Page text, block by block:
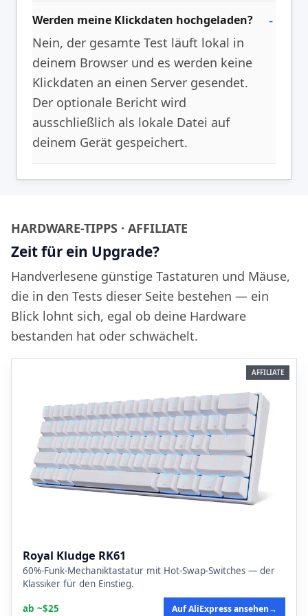
Werden meine Klickdaten hochgeladen?
Nein, der gesamte Test läuft lokal in
deinem Browser und es werden keine
Klickdaten an einen Server gesendet.
Der optionale Bericht wird
ausschließlich als lokale Datei auf
deinem Gerät gespeichert.
HARDWARE-TIPPS · AFFILIATE
Zeit für ein Upgrade?
Handverlesene günstige Tastaturen und Mäuse,
die in den Tests dieser Seite bestehen — ein
Blick lohnt sich, egal ob deine Hardware
bestanden hat oder schwächelt.
AFFILIATE
Royal Kludge RK61
60%-Funk-Mechaniktastatur mit Hot-Swap-Switches — der
Klassiker für den Einstieg.
ab ~$25
Auf AliExpress ansehen→